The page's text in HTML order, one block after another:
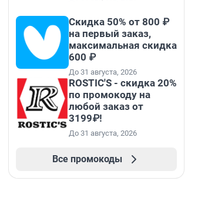
Скидка 50% от 800 ₽
на первый заказ,
максимальная скидка
600 ₽
До 31 августа, 2026
ROSTIC'S - скидка 20%
по промокоду на
любой заказ от
3199₽!
До 31 августа, 2026
Все промокоды